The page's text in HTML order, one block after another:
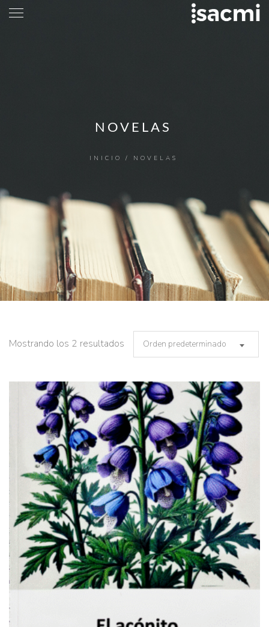
NOVELAS
INICIO / NOVELAS
Mostrando los 2 resultados